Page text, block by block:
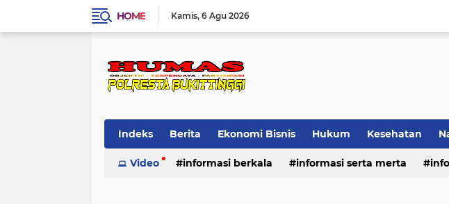
HOME Kamis 6 Agu 2026
Indeks Berita Ekonomi Bisnis Hukum Kesehatan
Standard Operasional Prosedur Video
Video informasi berkala informasi serta merta